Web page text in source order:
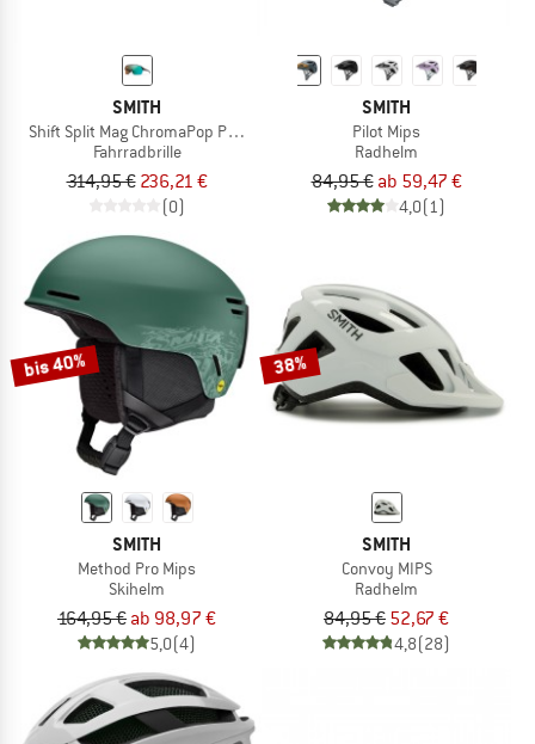
SMITH
Shift Split Mag ChromaPop Photochromic Mirror S1-3
Fahrradbrille
314,95 € 236,21 €
(0)
SMITH
Pilot Mips
Radhelm
84,95 € ab 59,47 €
4,0(1)
bis 40%
SMITH
Method Pro Mips
Skihelm
164,95 € ab 98,97 €
5,0(4)
38%
SMITH
Convoy MIPS
Radhelm
84,95 € 52,67 €
4,8(28)